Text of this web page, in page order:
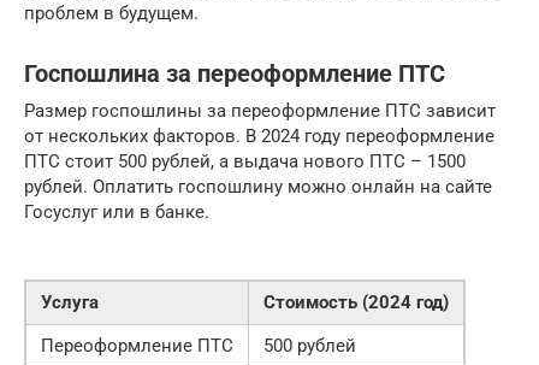
проблем в будущем.
Госпошлина за переоформление ПТС
Размер госпошлины за переоформление ПТС зависит
от нескольких факторов. В 2024 году переоформление
ПТС стоит 500 рублей, а выдача нового ПТС – 1500
рублей. Оплатить госпошлину можно онлайн на сайте
Госуслуг или в банке.
Услуга
Стоимость (2024 год)
Переоформление ПТС
500 рублей